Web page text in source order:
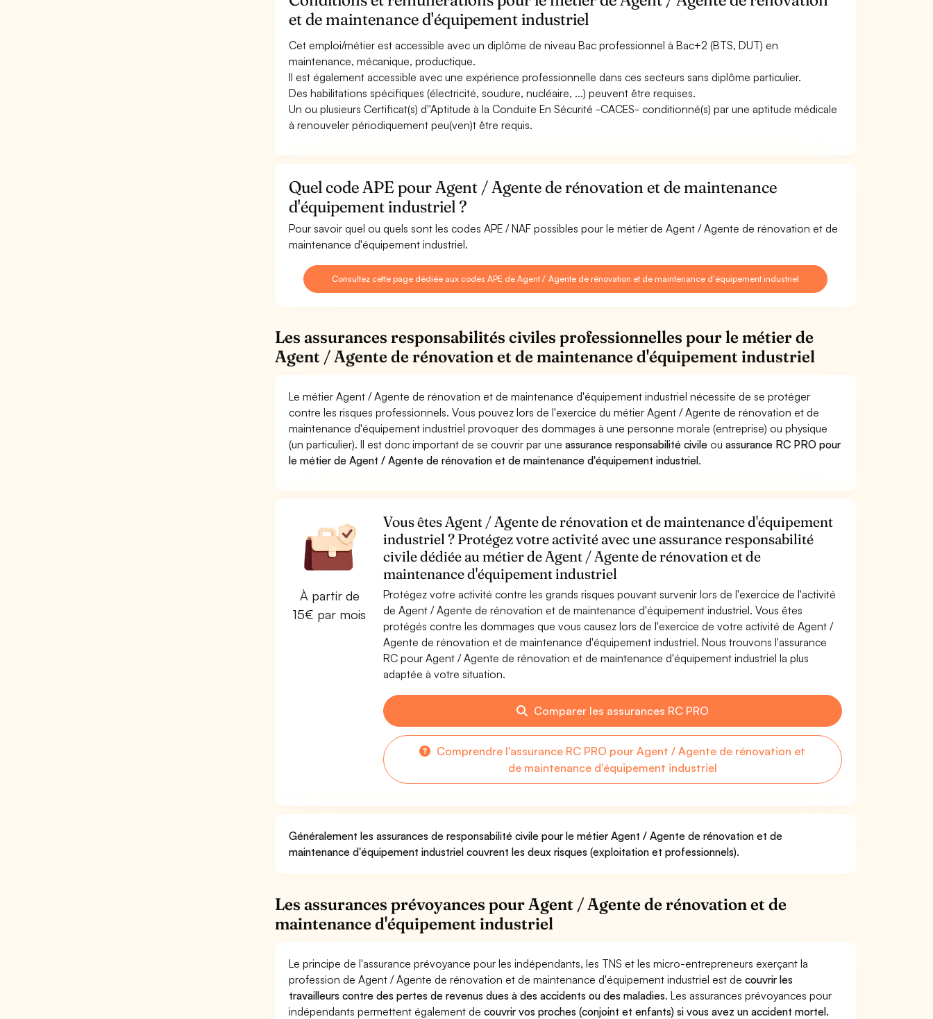
et de maintenance d'équipement industriel
Cet emploi/métier est accessible avec un diplôme de niveau Bac professionnel à Bac+2 (BTS, DUT) en
maintenance, mécanique, productique.
Il est également accessible avec une expérience professionnelle dans ces secteurs sans diplôme particulier.
Des habilitations spécifiques (électricité, soudure, nucléaire, ...) peuvent être requises.
Un ou plusieurs Certificat(s) d''Aptitude à la Conduite En Sécurité -CACES- conditionné(s) par une aptitude médicale
à renouveler périodiquement peu(ven)t être requis.
Quel code APE pour Agent / Agente de rénovation et de maintenance
d'équipement industriel ?
Pour savoir quel ou quels sont les codes APE / NAF possibles pour le métier de Agent / Agente de rénovation et de
maintenance d'équipement industriel.
Consultez cette page dédiée aux codes APE de Agent / Agente de rénovation et de maintenance d'équipement industriel
Les assurances responsabilités civiles professionnelles pour le métier de
Agent / Agente de rénovation et de maintenance d'équipement industriel
Le métier Agent / Agente de rénovation et de maintenance d'équipement industriel nécessite de se protéger
contre les risques professionnels. Vous pouvez lors de l'exercice du métier Agent / Agente de rénovation et de
maintenance d'équipement industriel provoquer des dommages à une personne morale (entreprise) ou physique
(un particulier). Il est donc important de se couvrir par uneassurance responsabilité civile ouassurance RC PRO pour
le métier de Agent / Agente de rénovation et de maintenance d'équipement industriel.
À partir de
15€ par mois
Vous êtes Agent / Agente de rénovation et de maintenance d'équipement
industriel ? Protégez votre activité avec une assurance responsabilité
civile dédiée au métier de Agent / Agente de rénovation et de
maintenance d'équipement industriel
Protégez votre activité contre les grands risques pouvant survenir lors de l'exercice de l'activité
de Agent / Agente de rénovation et de maintenance d'équipement industriel. Vous êtes
protégés contre les dommages que vous causez lors de l'exercice de votre activité de Agent /
Agente de rénovation et de maintenance d'équipement industriel. Nous trouvons l'assurance
RC pour Agent / Agente de rénovation et de maintenance d'équipement industriel la plus
adaptée à votre situation.
Comparer les assurances RC PRO
Comprendre l'assurance RC PRO pour Agent / Agente de rénovation et
de maintenance d'équipement industriel
Généralement les assurances de responsabilité civile pour le métier Agent / Agente de rénovation et de
maintenance d'équipement industriel couvrent les deux risques (exploitation et professionnels).
Les assurances prévoyances pour Agent / Agente de rénovation et de
maintenance d'équipement industriel
Le principe de l'assurance prévoyance pour les indépendants, les TNS et les micro-entrepreneurs exerçant la
profession de Agent / Agente de rénovation et de maintenance d'équipement industriel est decouvrir les
travailleurs contre des pertes de revenus dues à des accidents ou des maladies. Les assurances prévoyances pour
indépendants permettent également decouvrir vos proches (conjoint et enfants) si vous avez un accident mortel.